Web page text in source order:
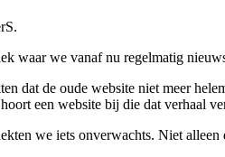
waar we vanaf nu regelmatig
dat de oude website niet meer
een website bij die dat verhaal
we iets onverwachts. Niet